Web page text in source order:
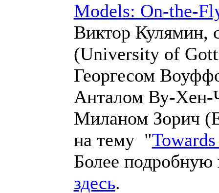
Models: On-the-
Виктор Кулямин,
(University of
Георгесом
Анталом Ву-Хен-
Миланом Зорич
на тему "
Более
здесь.